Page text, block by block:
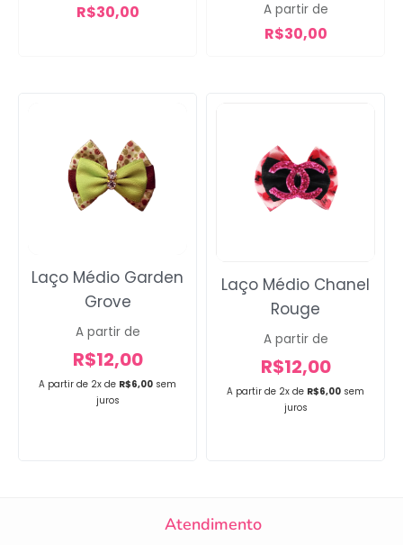
R$30,00 A partir de
R$30,00
A partir de 2x de R$6,00 sem
juros
Laço Médio Garden
Grove
A partir de
R$12,00
A partir de 2x de R$6,00 sem
juros
Laço Médio Chanel
Rouge
A partir de
R$12,00
Atendimento